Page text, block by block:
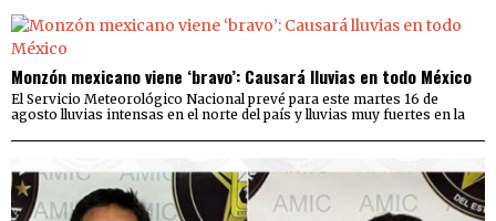
Monzón mexicano viene ‘bravo’: Causará lluvias en todo México
El Servicio Meteorológico Nacional prevé para este martes 16 de
agosto lluvias intensas en el norte del país y lluvias muy fuertes en la